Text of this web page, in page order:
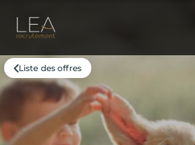
Liste des offres